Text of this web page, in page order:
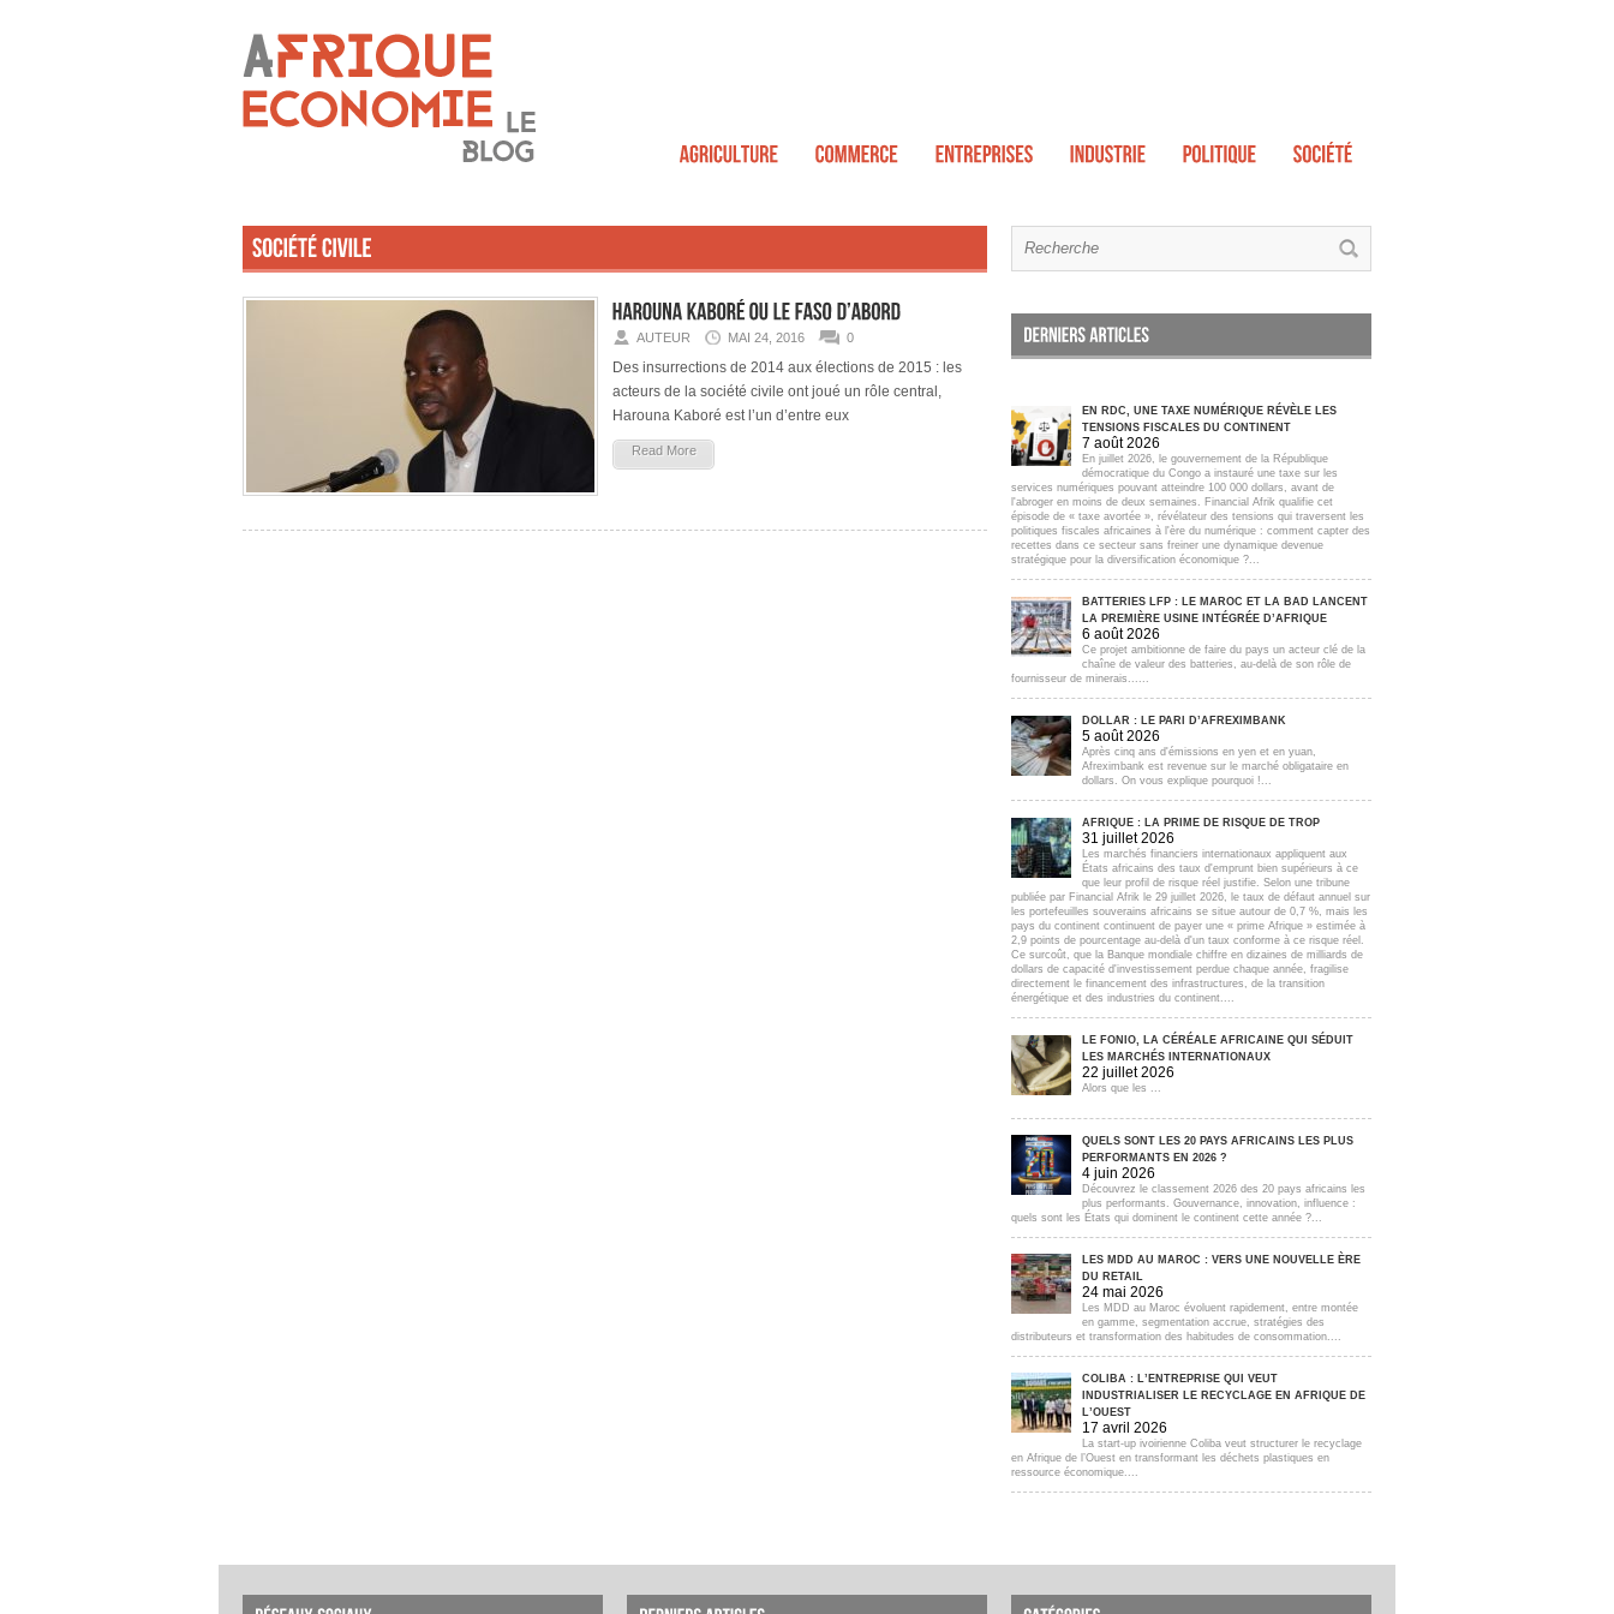
AUTEUR MAI 24, 2016 0
Des insurrections de 2014 aux élections de 2015 : les
acteurs de la société civile ont joué un rôle central,
Harouna Kaboré est l’un d’entre eux
Read More
EN RDC, UNE TAXE NUMÉRIQUE RÉVÈLE LES
TENSIONS FISCALES DU CONTINENT
7 août 2026
En juillet 2026, le gouvernement de la République
démocratique du Congo a instauré une taxe sur les
services numériques pouvant atteindre 100 000 dollars, avant de
l'abroger en moins de deux semaines. Financial Afrik qualifie cet
épisode de « taxe avortée », révélateur des tensions qui traversent les
politiques fiscales africaines à l'ère du numérique : comment capter des
recettes dans ce secteur sans freiner une dynamique devenue
stratégique pour la diversification économique ?...
BATTERIES LFP : LE MAROC ET LA BAD LANCENT
LA PREMIÈRE USINE INTÉGRÉE D’AFRIQUE
6 août 2026
Ce projet ambitionne de faire du pays un acteur clé de la
chaîne de valeur des batteries, au-delà de son rôle de
fournisseur de minerais......
DOLLAR : LE PARI D’AFREXIMBANK
5 août 2026
Après cinq ans d'émissions en yen et en yuan,
Afreximbank est revenue sur le marché obligataire en
dollars. On vous explique pourquoi !...
AFRIQUE : LA PRIME DE RISQUE DE TROP
31 juillet 2026
Les marchés financiers internationaux appliquent aux
États africains des taux d'emprunt bien supérieurs à ce
que leur profil de risque réel justifie. Selon une tribune
publiée par Financial Afrik le 29 juillet 2026, le taux de défaut annuel sur
les portefeuilles souverains africains se situe autour de 0,7 %, mais les
pays du continent continuent de payer une « prime Afrique » estimée à
2,9 points de pourcentage au-delà d'un taux conforme à ce risque réel.
Ce surcoût, que la Banque mondiale chiffre en dizaines de milliards de
dollars de capacité d'investissement perdue chaque année, fragilise
directement le financement des infrastructures, de la transition
énergétique et des industries du continent....
LE FONIO, LA CÉRÉALE AFRICAINE QUI SÉDUIT
LES MARCHÉS INTERNATIONAUX
22 juillet 2026
Alors que les ...
QUELS SONT LES 20 PAYS AFRICAINS LES PLUS
PERFORMANTS EN 2026 ?
4 juin 2026
Découvrez le classement 2026 des 20 pays africains les
plus performants. Gouvernance, innovation, influence :
quels sont les États qui dominent le continent cette année ?...
LES MDD AU MAROC : VERS UNE NOUVELLE ÈRE
DU RETAIL
24 mai 2026
Les MDD au Maroc évoluent rapidement, entre montée
en gamme, segmentation accrue, stratégies des
distributeurs et transformation des habitudes de consommation....
COLIBA : L’ENTREPRISE QUI VEUT
INDUSTRIALISER LE RECYCLAGE EN AFRIQUE DE
L’OUEST
17 avril 2026
La start-up ivoirienne Coliba veut structurer le recyclage
en Afrique de l’Ouest en transformant les déchets plastiques en
ressource économique....